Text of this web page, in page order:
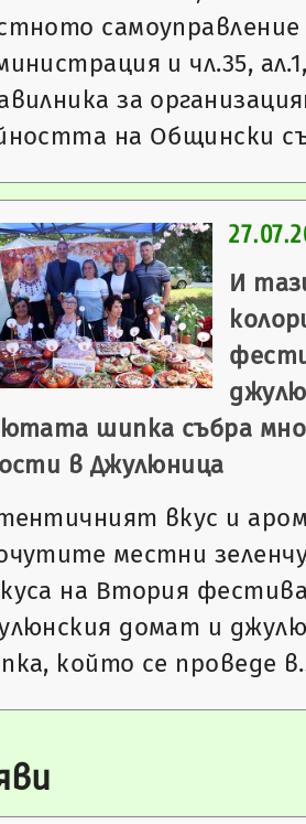
и чл.35,
за
на Общински
И
шипка събра
в Джулюница
вкус и
местни
на Втория
домат и
който се проведе